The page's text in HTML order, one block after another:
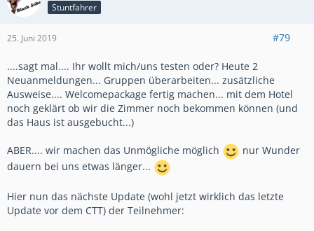
Stuntfahrer
25. Juni 2019 #79
....sagt mal.... Ihr wollt mich/uns testen oder? Heute 2
Neuanmeldungen... Gruppen überarbeiten... zusätzliche
Ausweise.... Welcomepackage fertig machen... mit dem Hotel
noch geklärt ob wir die Zimmer noch bekommen können (und
das Haus ist ausgebucht...)
ABER.... wir machen das Unmögliche möglich
nur Wunder
dauern bei uns etwas länger...
Hier nun das nächste Update (wohl jetzt wirklich das letzte
Update vor dem CTT) der Teilnehmer: